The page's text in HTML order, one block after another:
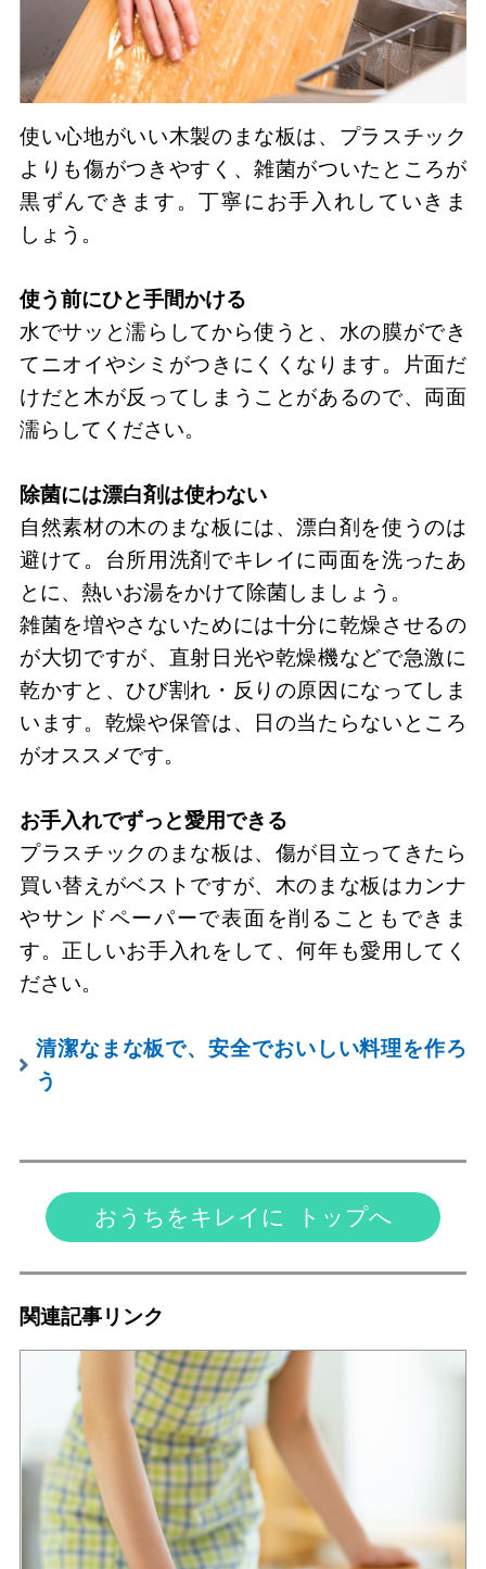
使い心地がいい木製のまな板は、プラスチック
よりも傷がつきやすく、雑菌がついたところが
黒ずんできます。丁寧にお手入れしていきま
しょう。
使う前にひと手間かける
水でサッと濡らしてから使うと、水の膜ができ
てニオイやシミがつきにくくなります。片面だ
けだと木が反ってしまうことがあるので、両面
濡らしてください。
除菌には漂白剤は使わない
自然素材の木のまな板には、漂白剤を使うのは
避けて。台所用洗剤でキレイに両面を洗ったあ
とに、熱いお湯をかけて除菌しましょう。
雑菌を増やさないためには十分に乾燥させるの
が大切ですが、直射日光や乾燥機などで急激に
乾かすと、ひび割れ・反りの原因になってしま
います。乾燥や保管は、日の当たらないところ
がオススメです。
お手入れでずっと愛用できる
プラスチックのまな板は、傷が目立ってきたら
買い替えがベストですが、木のまな板はカンナ
やサンドペーパーで表面を削ることもできま
す。正しいお手入れをして、何年も愛用してく
ださい。
清潔なまな板で、安全でおいしい料理を作ろ
う
おうちをキレイに トップへ
関連記事リンク